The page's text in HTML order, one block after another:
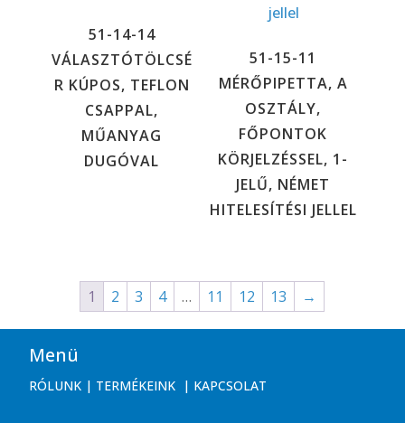
51-14-14
VÁLASZTÓTÖLCSÉ
R KÚPOS, TEFLON
CSAPPAL,
MŰANYAG
DUGÓVAL
51-15-11
MÉRŐPIPETTA, A
OSZTÁLY,
FŐPONTOK
KÖRJELZÉSSEL, 1-
JELŰ, NÉMET
HITELESÍTÉSI JELLEL
1 2 3 4 … 11 12 13 →
Menü
RÓLUNK | TERMÉKEINK | KAPCSOLAT